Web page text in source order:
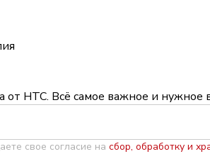
от НТС. Всё самое важное и нужное
свое согласие на сбор, обработку и